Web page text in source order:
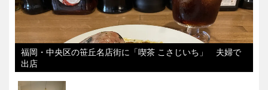
福岡・中央区の笹丘名店街に「喫茶 こさじいち」 夫婦で
出店